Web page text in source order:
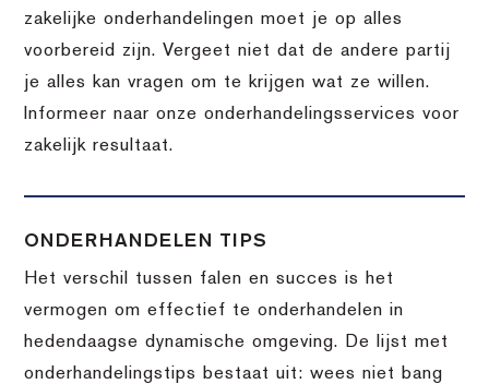
zakelijke onderhandelingen moet je op alles
voorbereid zijn. Vergeet niet dat de andere partij
je alles kan vragen om te krijgen wat ze willen.
Informeer naar onze onderhandelingsservices voor
zakelijk resultaat.
ONDERHANDELEN TIPS
Het verschil tussen falen en succes is het
vermogen om effectief te onderhandelen in
hedendaagse dynamische omgeving. De lijst met
onderhandelingstips bestaat uit: wees niet bang